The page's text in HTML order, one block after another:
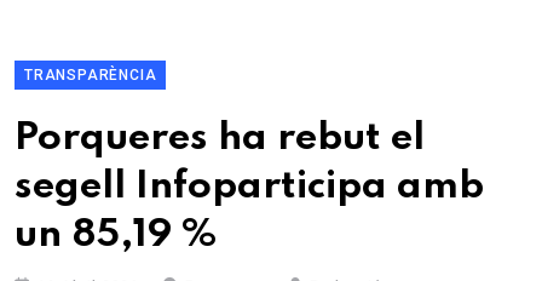
TRANSPARÈNCIA
Porqueres ha rebut el
segell Infoparticipa amb
un 85,19 %